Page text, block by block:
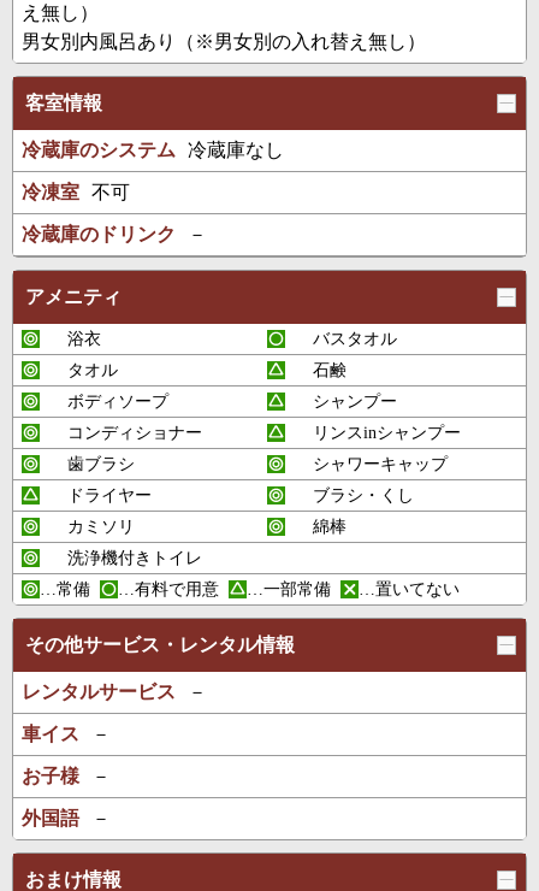
え無し）
男女別内風呂あり（※男女別の入れ替え無し）
客室情報
冷蔵庫のシステム 冷蔵庫なし
冷凍室 不可
冷蔵庫のドリンク －
アメニティ
浴衣
バスタオル
タオル
石鹸
ボディソープ
シャンプー
コンディショナー
リンスinシャンプー
歯ブラシ
シャワーキャップ
ドライヤー
ブラシ・くし
カミソリ
綿棒
洗浄機付きトイレ
…常備
…有料で用意 …一部常備 …置いてない
その他サービス・レンタル情報
レンタルサービス －
車イス －
お子様 －
外国語 －
おまけ情報